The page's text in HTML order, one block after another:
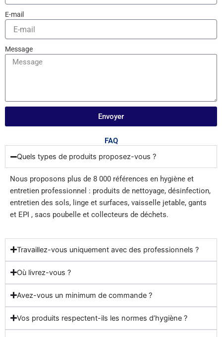
E-mail
Message
Envoyer
FAQ
Quels types de produits proposez-vous ?
Nous proposons plus de 8 000 références en hygiène et
entretien professionnel : produits de nettoyage, désinfection,
entretien des sols, linge et surfaces, vaisselle jetable, gants
et EPI , sacs poubelle et collecteurs de déchets.
Travaillez-vous uniquement avec des professionnels ?
Où livrez-vous ?
Avez-vous un minimum de commande ?
Vos produits respectent-ils les normes d’hygiène ?